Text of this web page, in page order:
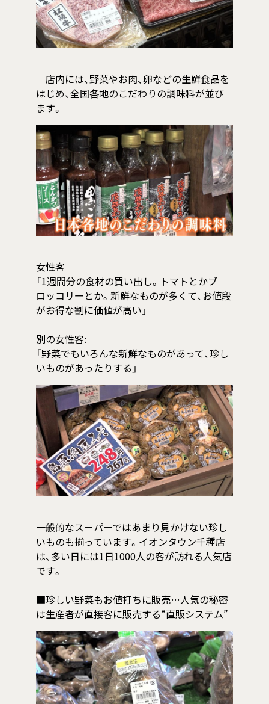
店内には、野菜やお肉、卵などの生鮮食品を
はじめ、全国各地のこだわりの調味料が並び
ます。
女性客
「1週間分の食材の買い出し。トマトとかブ
ロッコリーとか。新鮮なものが多くて、お値段
がお得な割に価値が高い」
別の女性客:
「野菜でもいろんな新鮮なものがあって、珍し
いものがあったりする」
一般的なスーパーではあまり見かけない珍し
いものも揃っています。イオンタウン千種店
は、多い日には1日1000人の客が訪れる人気店
です。
■珍しい野菜もお値打ちに販売…人気の秘密
は生産者が直接客に販売する“直販システム”